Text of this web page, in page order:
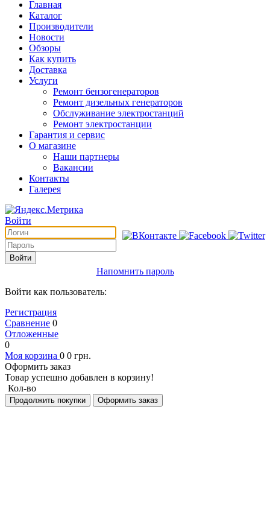
Главная
Каталог
Производители
Новости
Обзоры
Как купить
Доставка
Услуги
Ремонт бензогенераторов
Ремонт дизельных генераторов
Обслуживание электростанций
Ремонт электростанции
Гарантия и сервис
О магазине
Наши партнеры
Вакансии
Контакты
Галерея
Войти
Войти
Напомнить пароль
Войти как пользователь:
Регистрация
Сравнение 0
Отложенные
0
Моя корзина 0 0 грн.
Оформить заказ
Товар успешно добавлен в корзину!
Кол-во
Продолжить покупки Оформить заказ